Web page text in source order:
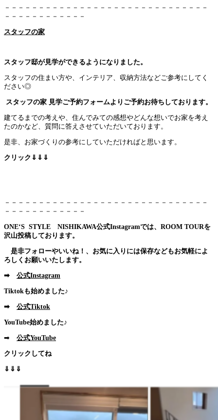
－－－－－－－－－－－－－－－－－－－－－－－－－－－－－－
－－－－－－－－－－－－
スタッフの家
スタッフ邸が見学ができるようになりました。
スタッフの住まい方や、インテリア、収納方法などご参考にしてく
ださい◎
スタッフの家 見学ご予約フォームよりご予約お待ちしております。
建てるまでの考えや、住んでみての感想やどんな想いでお家を考え
たのかなど、質問に答えさせていただいております。
是非、お家づくりの参考にしていただければと思います。
クリック⇓⇓⇓
－－－－－－－－－－－－－－－－－－－－－－－－－－－－－－
－－－－－－－－－－－－
ONE‘S STYLE NISHIKAWA公式Instagramでは、ROOM TOURを
沢山投稿しております。
是非フォローやいいね！、お気に入りには保存などもお気軽によ
ろしくお願いいたします。
➡ 公式Instagram
Tiktokも始めました♪
➡ 公式Tiktok
YouTube始めました♪
➡ 公式YouTube
クリックしてね
⇓⇓⇓